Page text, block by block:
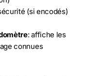
(si encodés)
: affiche les
connues